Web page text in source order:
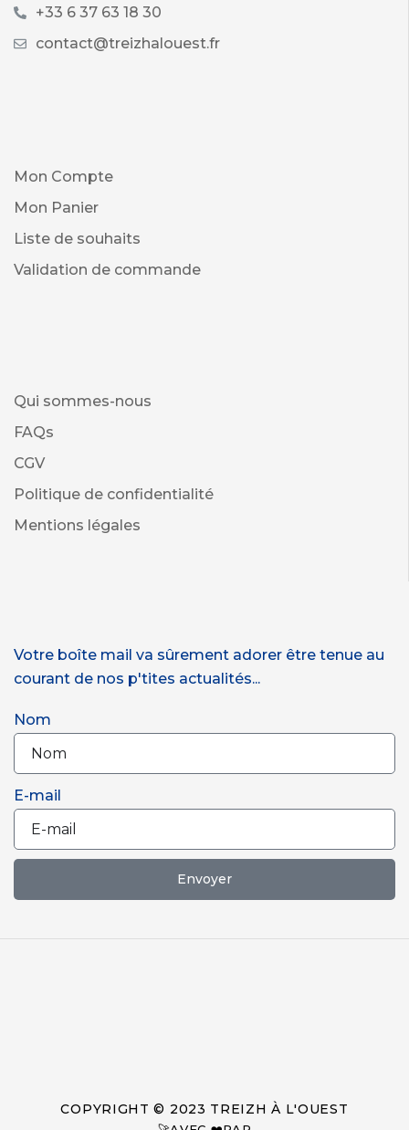
+33 6 37 63 18 30
contact@treizhalouest.fr
Mon Compte
Mon Panier
Liste de souhaits
Validation de commande
Qui sommes-nous
FAQs
CGV
Politique de confidentialité
Mentions légales
Votre boîte mail va sûrement adorer être tenue au
courant de nos p'tites actualités...
Nom
E-mail
Envoyer
COPYRIGHT © 2023 TREIZH À L'OUEST